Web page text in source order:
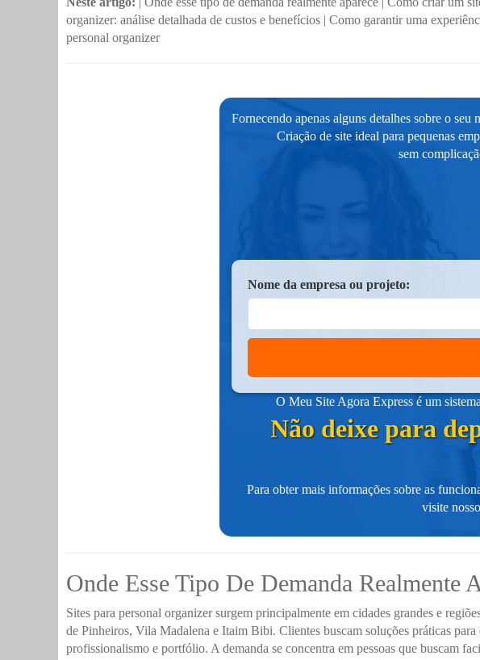
organizer: análise detalhada de custos e benefícios | Como garantir uma
personal organizer
Fornecendo apenas alguns detalhes sobre o
Criação de site ideal para pequenas
sem
Nome da empresa ou projeto:
O Meu Site Agora Express é um
Não deixe para
Para obter mais informações sobre as
visite
Onde Esse Tipo De Demanda Realmente
Sites para personal organizer surgem principalmente em cidades grandes e
de Pinheiros, Vila Madalena e Itaim Bibi. Clientes buscam soluções práticas
profissionalismo e portfólio. A demanda se concentra em pessoas que buscam